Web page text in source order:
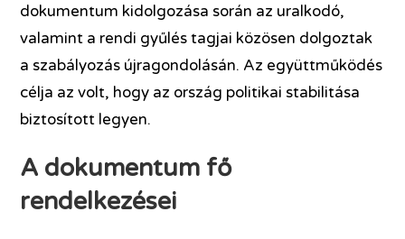
dokumentum kidolgozása során az uralkodó,
valamint a rendi gyűlés tagjai közösen dolgoztak
a szabályozás újragondolásán. Az együttműködés
célja az volt, hogy az ország politikai stabilitása
biztosított legyen.
A dokumentum fő
rendelkezései